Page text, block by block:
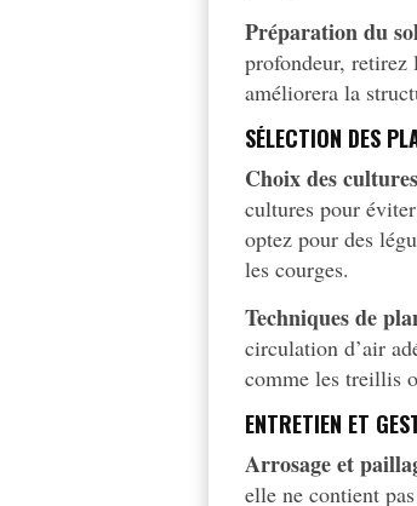
Préparation du
profondeur, retirez
améliorera la
SÉLECTION DES
Choix des
cultures pour
optez pour des
les courges.
Techniques de
circulation d’air
comme les treillis
ENTRETIEN ET
Arrosage et
elle ne contient